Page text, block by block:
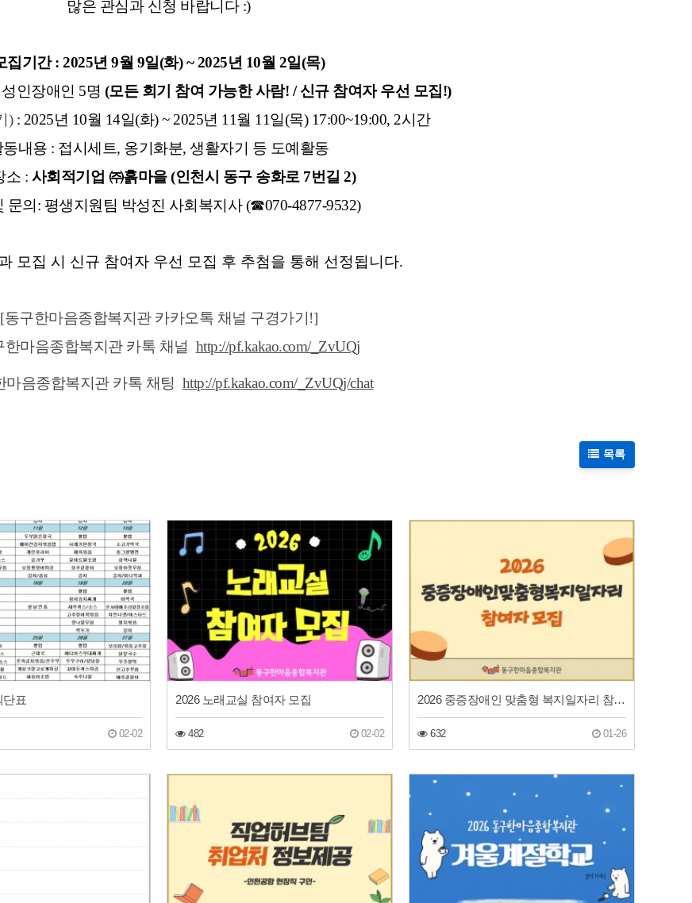
많은 관심과 신청 바랍니다 :)
집기간 : 2025년 9월 9일(화) ~ 2025년 10월 2일(목)
인장애인 5명 (모든 회기 참여 가능한 사람! / 신규 참여자 우선 모집!)
): 2025년 10월 14일(화) ~ 2025년 11월 11일(목) 17:00~19:00, 2시간
동내용 : 접시세트, 옹기화분, 생활자기 등 도예활동
소 : 사회적기업 ㈜흙마을 (인천시 동구 송화로 7번길 2)
문의: 평생지원팀 박성진 사회복지사 (☎070-4877-9532)
모집 시 신규 참여자 우선 모집 후 추첨을 통해 선정됩니다.
[동구한마음종합복지관 카카오톡 채널 구경가기!]
한마음종합복지관 카톡 채널 http://pf.kakao.com/_ZvUQj
마음종합복지관 카톡 채팅 http://pf.kakao.com/_ZvUQj/chat
목록
단표
02-02
2026 노래교실 참여자 모집
482 02-02
2026 중증장애인 맞춤형 복지일자리 참여자 모집
632 01-26